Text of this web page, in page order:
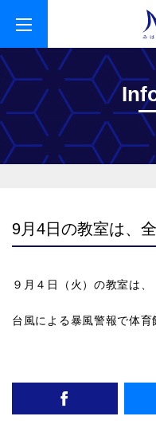
t
o
g
e
v
t
9月4日の教室は、
９月４日（火）の教室は、
台風による暴風警報で体育